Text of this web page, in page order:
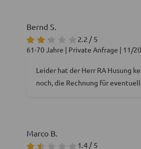
Bernd S.
2.2 / 5
61-70 Jahre | Private Anfrage | 11/
Leider hat der Herr RA Husung
noch, die Rechnung für
Marco B.
1.4 / 5